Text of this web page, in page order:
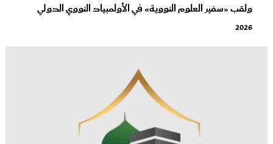
ولقب «سفير العلوم النووية» في الأولمبياد النووي الدولي
2026